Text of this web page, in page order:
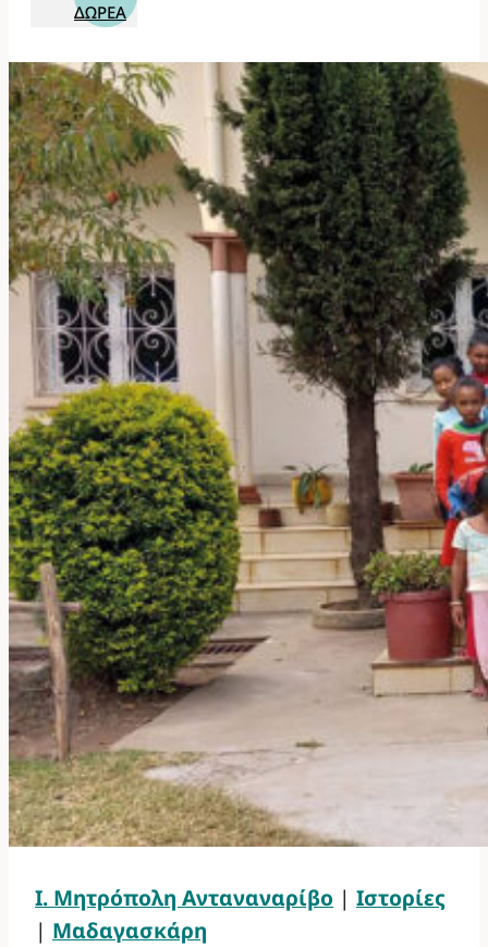
ΔΩΡΕΆ
Ι. Μητρόπολη Ανταναναρίβο | Ιστορίες
| Μαδαγασκάρη